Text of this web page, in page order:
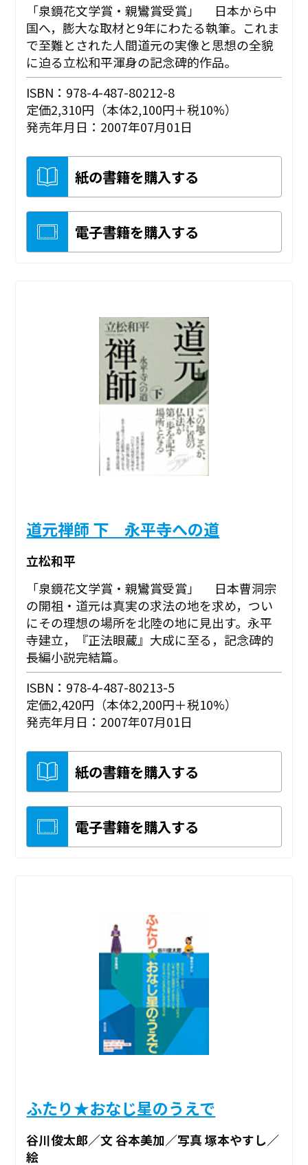
「泉鏡花文学賞・親鸞賞受賞」 日本から中
国へ，膨大な取材と9年にわたる執筆。これま
で至難とされた人間道元の実像と思想の全貌
に迫る立松和平渾身の記念碑的作品。
ISBN：978-4-487-80212-8
定価2,310円（本体2,100円＋税10%）
発売年月日：2007年07月01日
紙の書籍を購入する
電子書籍を購入する
道元禅師 下 永平寺への道
立松和平
「泉鏡花文学賞・親鸞賞受賞」 日本曹洞宗
の開祖・道元は真実の求法の地を求め，つい
にその理想の場所を北陸の地に見出す。永平
寺建立，『正法眼蔵』大成に至る，記念碑的
長編小説完結篇。
ISBN：978-4-487-80213-5
定価2,420円（本体2,200円＋税10%）
発売年月日：2007年07月01日
紙の書籍を購入する
電子書籍を購入する
ふたり★おなじ星のうえで
谷川俊太郎／文 谷本美加／写真 塚本やすし／
絵